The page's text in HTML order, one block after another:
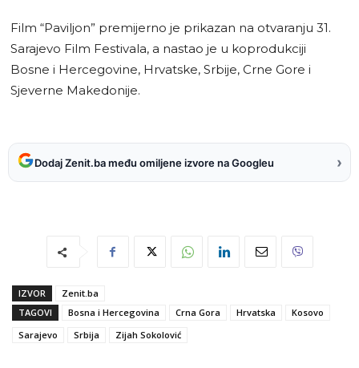
Film “Paviljon” premijerno je prikazan na otvaranju 31.
Sarajevo Film Festivala, a nastao je u koprodukciji
Bosne i Hercegovine, Hrvatske, Srbije, Crne Gore i
Sjeverne Makedonije.
Dodaj Zenit.ba među omiljene izvore na Googleu ›
IZVOR
Zenit.ba
TAGOVI
Bosna i Hercegovina Crna Gora Hrvatska
Kosovo
Sarajevo
Srbija Zijah Sokolović